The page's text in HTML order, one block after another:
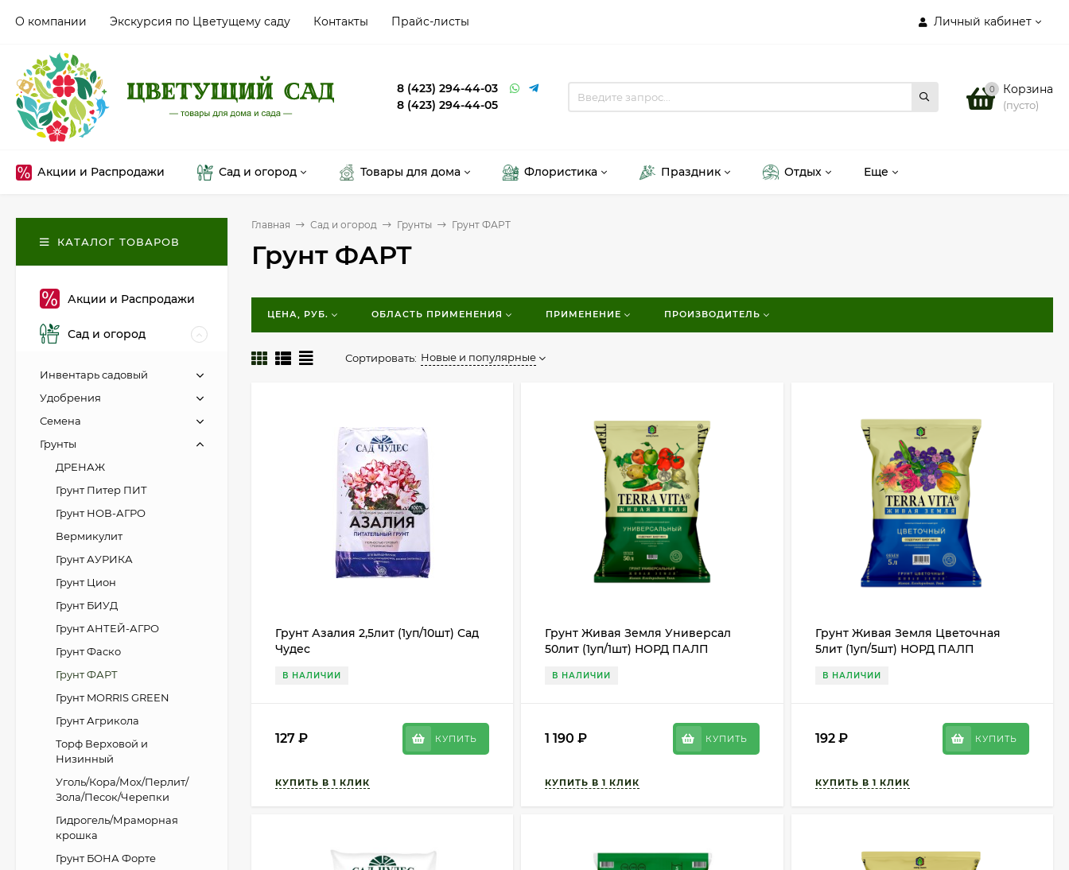
Личный кабинет
О компании Экскурсия по Цветущему саду Контакты Прайс-листы
8 (423) 294-44-03
8 (423) 294-44-05
0 Корзина
(пусто)
Акции и Распродажи Сад и огород Товары для дома Флористика Праздник Отдых Еще
Главная Сад и огород Грунты Грунт ФАРТ
Грунт ФАРТ
ЦЕНА, РУБ. ОБЛАСТЬ ПРИМЕНЕНИЯ ПРИМЕНЕНИЕ ПРОИЗВОДИТЕЛЬ
Сортировать: Новые и популярные
Грунт Азалия 2,5лит (1уп/10шт) Сад
Чудес
В НАЛИЧИИ
127 ₽ КУПИТЬ
Грунт Живая Земля Универсал
50лит (1уп/1шт) НОРД ПАЛП
В НАЛИЧИИ
1 190₽ КУПИТЬ
Грунт Живая Земля Цветочная
5лит (1уп/5шт) НОРД ПАЛП
В НАЛИЧИИ
192 ₽ КУПИТЬ
КАТАЛОГ ТОВАРОВ
Акции и Распродажи
Сад и огород
Инвентарь садовый
Удобрения
Семена
Грунты
ДРЕНАЖ
Грунт Питер ПИТ
Грунт НОВ-АГРО
Вермикулит
Грунт АУРИКА
Грунт Цион
Грунт БИУД
Грунт АНТЕЙ-АГРО
Грунт Фаско
Грунт ФАРТ
Грунт MORRIS GREEN
Грунт Агрикола
Торф Верховой и
Низинный
Уголь/Кора/Мох/Перлит/
Зола/Песок/Черепки
Гидрогель/Мраморная
крошка
Грунт БОНА Форте